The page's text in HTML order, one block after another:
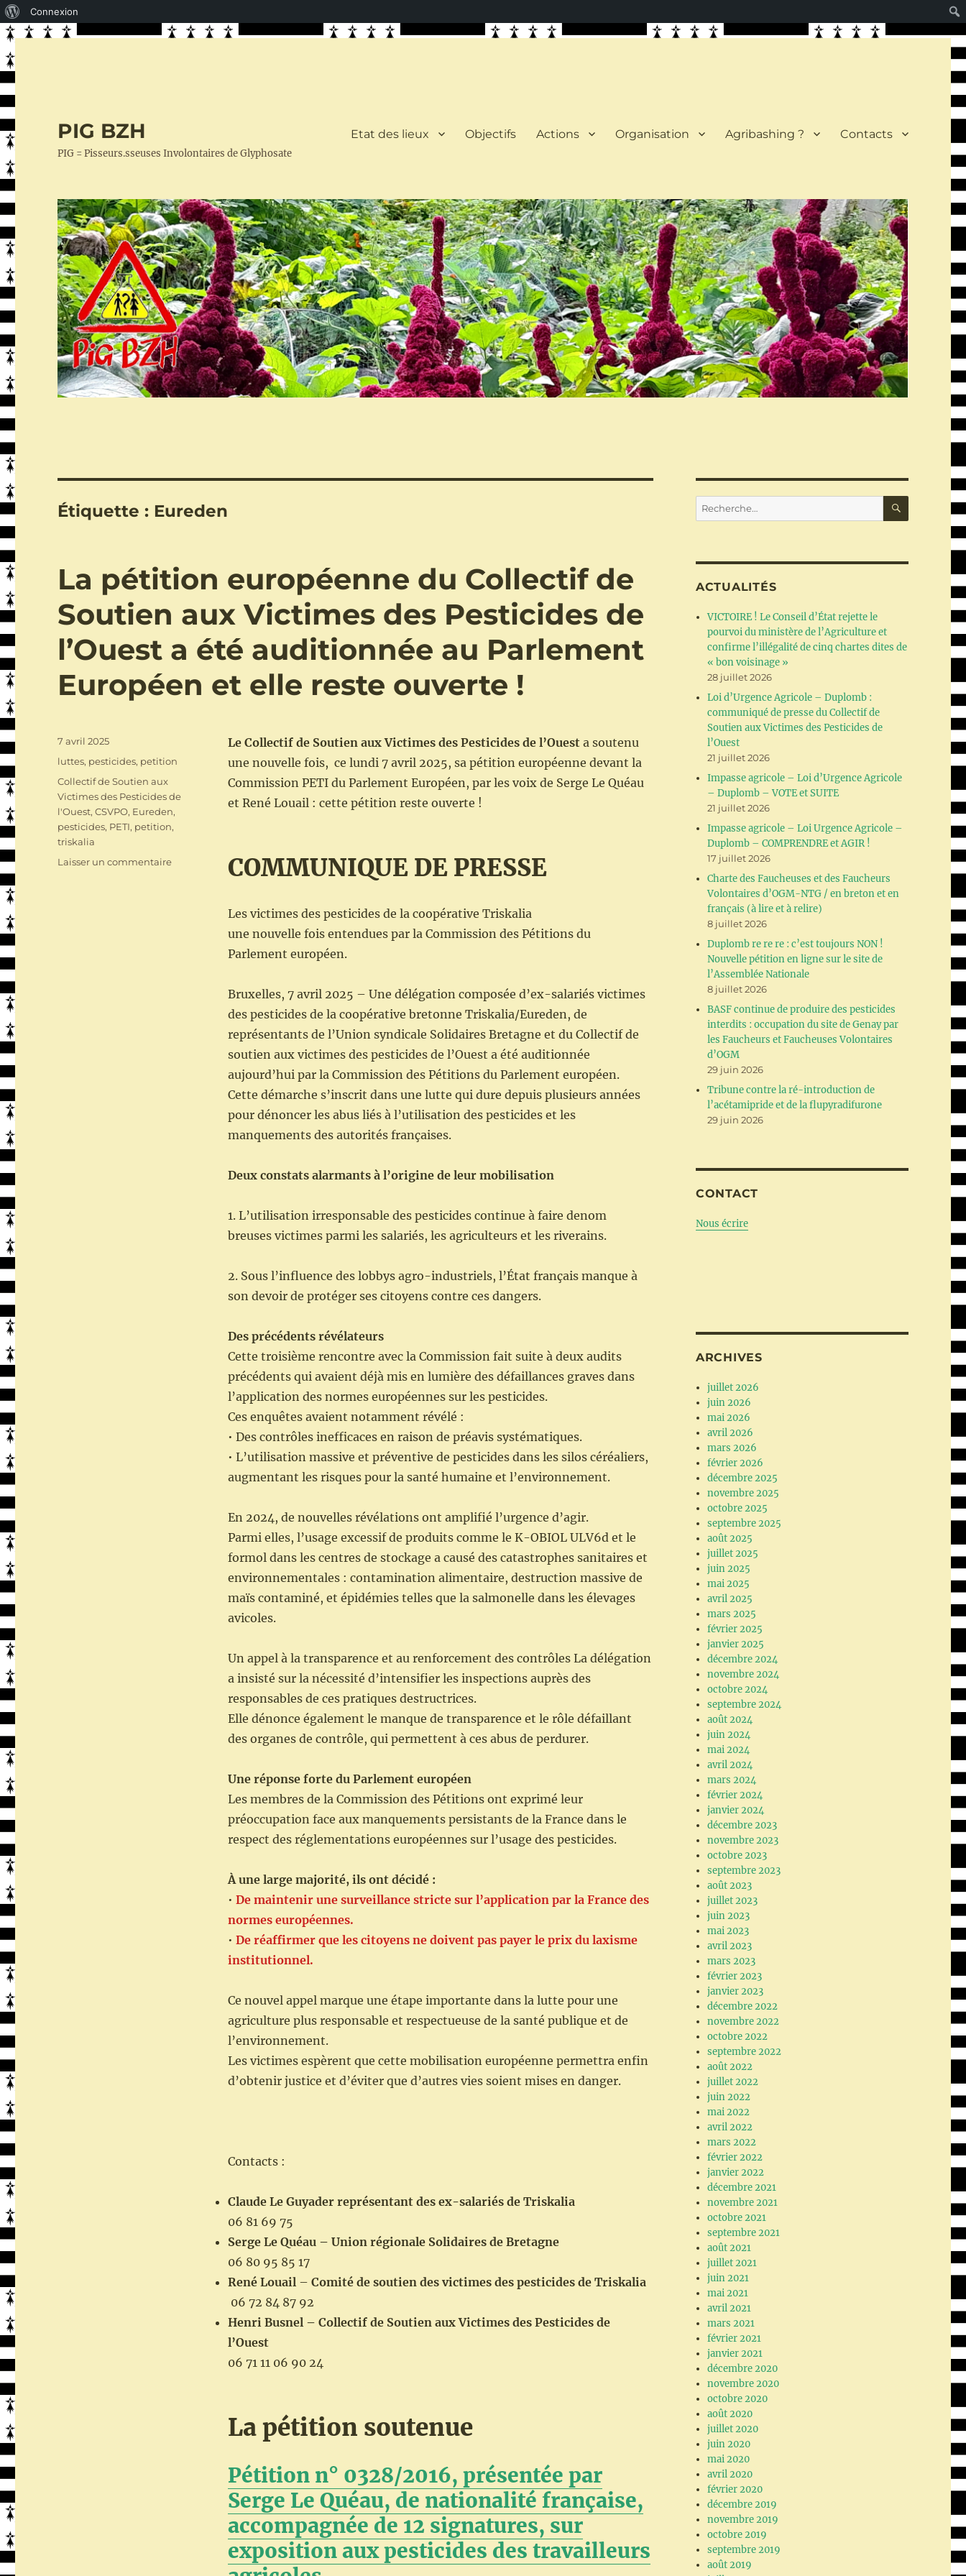
propos
Connexion
PIG BZH
PIG = Pisseurs.sseuses Involontaires de Glyphosate
Etat des lieux Objectifs Actions Organisation Agribashing ? Contacts
Étiquette : Eureden
La pétition européenne du Collectif de
Soutien aux Victimes des Pesticides de
l’Ouest a été auditionnée au Parlement
Européen et elle reste ouverte !
Le Collectif de Soutien aux Victimes des Pesticides de l’Ouesta soutenu
une nouvelle fois, ce lundi 7 avril 2025, sa pétition européenne devant la
Commission PETI du Parlement Européen, par les voix de Serge Le Quéau
et René Louail : cette pétition reste ouverte !
COMMUNIQUE DE PRESSE
Les victimes des pesticides de la coopérative Triskalia
une nouvelle fois entendues par la Commission des Pétitions du
Parlement européen.
Bruxelles, 7 avril 2025 – Une délégation composée d’ex-salariés victimes
des pesticides de la coopérative bretonne Triskalia/Eureden, de
représentants de l’Union syndicale Solidaires Bretagne et du Collectif de
soutien aux victimes des pesticides de l’Ouest a été auditionnée
aujourd’hui par la Commission des Pétitions du Parlement européen.
Cette démarche s’inscrit dans une lutte qui dure depuis plusieurs années
pour dénoncer les abus liés à l’utilisation des pesticides et les
manquements des autorités françaises.
Deux constats alarmants à l’origine de leur mobilisation
1. L’utilisation irresponsable des pesticides continue à faire denom
breuses victimes parmi les salariés, les agriculteurs et les riverains.
2. Sous l’influence des lobbys agro-industriels, l’État français manque à
son devoir de protéger ses citoyens contre ces dangers.
Des précédents révélateurs
Cette troisième rencontre avec la Commission fait suite à deux audits
précédents qui avaient déjà mis en lumière des défaillances graves dans
l’application des normes européennes sur les pesticides.
Ces enquêtes avaient notamment révélé :
• Des contrôles inefficaces en raison de préavis systématiques.
• L’utilisation massive et préventive de pesticides dans les silos céréaliers,
augmentant les risques pour la santé humaine et l’environnement.
En 2024, de nouvelles révélations ont amplifié l’urgence d’agir.
Parmi elles, l’usage excessif de produits comme le K-OBIOL ULV6d et le
formol dans les centres de stockage a causé des catastrophes sanitaires et
environnementales : contamination alimentaire, destruction massive de
maïs contaminé, et épidémies telles que la salmonelle dans les élevages
avicoles.
Un appel à la transparence et au renforcement des contrôles La délégation
a insisté sur la nécessité d’intensifier les inspections auprès des
responsables de ces pratiques destructrices.
Elle dénonce également le manque de transparence et le rôle défaillant
des organes de contrôle, qui permettent à ces abus de perdurer.
Une réponse forte du Parlement européen
Les membres de la Commission des Pétitions ont exprimé leur
préoccupation face aux manquements persistants de la France dans le
respect des réglementations européennes sur l’usage des pesticides.
À une large majorité, ils ont décidé :
• De maintenir une surveillance stricte sur l’application par la France des
normes européennes.
• De réaffirmer que les citoyens ne doivent pas payer le prix du laxisme
institutionnel.
Ce nouvel appel marque une étape importante dans la lutte pour une
agriculture plus responsable et respectueuse de la santé publique et de
l’environnement.
Les victimes espèrent que cette mobilisation européenne permettra enfin
d’obtenir justice et d’éviter que d’autres vies soient mises en danger.
Contacts :
Claude Le Guyader représentant des ex-salariés de Triskalia
06 81 69 75
Serge Le Quéau – Union régionale Solidaires de Bretagne
06 80 95 85 17
René Louail– Comité de soutien des victimes des pesticides de Triskalia
06 72 84 87 92
Henri Busnel – Collectif de Soutien aux Victimes des Pesticides de
l’Ouest
06 71 11 06 90 24
La pétition soutenue
Pétition n° 0328/2016, présentée par
Serge Le Quéau, de nationalité française,
accompagnée de 12 signatures, sur
exposition aux pesticides des travailleurs
Publié
le
7 avril 2025
Catégories
luttes, pesticides, petition
Étiquettes
Collectif de Soutien aux
Victimes des Pesticides de
l'Ouest,CSVPO, Eureden,
pesticides, PETI, petition,
triskalia
Laisser un commentairesur
Recherche
pour :
ACTUALITÉS
VICTOIRE ! Le Conseil d’État rejette le
pourvoi du ministère de l’Agriculture et
confirme l’illégalité de cinq chartes dites de
« bon voisinage »
28 juillet 2026
Loi d’Urgence Agricole – Duplomb :
communiqué de presse du Collectif de
Soutien aux Victimes des Pesticides de
l’Ouest
21 juillet 2026
Impasse agricole – Loi d’Urgence Agricole
– Duplomb – VOTE et SUITE
21 juillet 2026
Impasse agricole – Loi Urgence Agricole –
Duplomb – COMPRENDRE et AGIR !
17 juillet 2026
Charte des Faucheuses et des Faucheurs
Volontaires d’OGM-NTG / en breton et en
français (à lire et à relire)
8 juillet 2026
Duplomb re re re : c’est toujours NON !
Nouvelle pétition en ligne sur le site de
l’Assemblée Nationale
8 juillet 2026
BASF continue de produire des pesticides
interdits : occupation du site de Genay par
les Faucheurs et Faucheuses Volontaires
d’OGM
29 juin 2026
Tribune contre la ré-introduction de
l’acétamipride et de la flupyradifurone
29 juin 2026
CONTACT
Nous écrire
ARCHIVES
juillet 2026
juin 2026
mai 2026
avril 2026
mars 2026
février 2026
décembre 2025
novembre 2025
octobre 2025
septembre 2025
août 2025
juillet 2025
juin 2025
mai 2025
avril 2025
mars 2025
février 2025
janvier 2025
décembre 2024
novembre 2024
octobre 2024
septembre 2024
août 2024
juin 2024
mai 2024
avril 2024
mars 2024
février 2024
janvier 2024
décembre 2023
novembre 2023
octobre 2023
septembre 2023
août 2023
juillet 2023
juin 2023
mai 2023
avril 2023
mars 2023
février 2023
janvier 2023
décembre 2022
novembre 2022
octobre 2022
septembre 2022
août 2022
juillet 2022
juin 2022
mai 2022
avril 2022
mars 2022
février 2022
janvier 2022
décembre 2021
novembre 2021
octobre 2021
septembre 2021
août 2021
juillet 2021
juin 2021
mai 2021
avril 2021
mars 2021
février 2021
janvier 2021
décembre 2020
novembre 2020
octobre 2020
août 2020
juillet 2020
juin 2020
mai 2020
avril 2020
février 2020
décembre 2019
novembre 2019
octobre 2019
septembre 2019
août 2019